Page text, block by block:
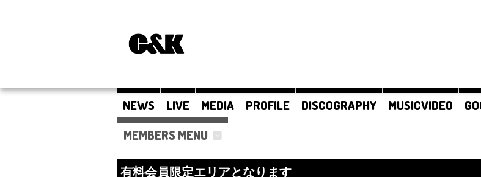
NEWS LIVE MEDIA PROFILE DISCOGRAPHY MUSICVIDEO
MEMBERS MENU
有料会員限定エリアとなります